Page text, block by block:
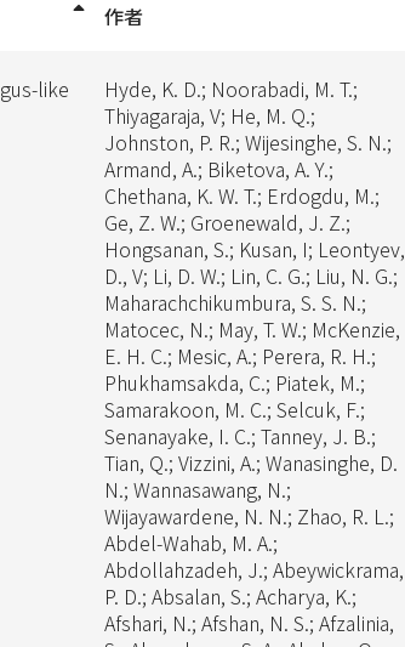
作者
like
Hyde, K. D.; Noorabadi, M. T.;
Thiyagaraja, V; He, M. Q.;
Johnston, P. R.; Wijesinghe, S. N.;
Armand, A.; Biketova, A. Y.;
Chethana, K. W. T.; Erdogdu, M.;
Ge, Z. W.; Groenewald, J. Z.;
Hongsanan, S.; Kusan, I; Leontyev,
D., V; Li, D. W.; Lin, C. G.; Liu, N. G.;
Maharachchikumbura, S. S. N.;
Matocec, N.; May, T. W.; McKenzie,
E. H. C.; Mesic, A.; Perera, R. H.;
Phukhamsakda, C.; Piatek, M.;
Samarakoon, M. C.; Selcuk, F.;
Senanayake, I. C.; Tanney, J. B.;
Tian, Q.; Vizzini, A.; Wanasinghe, D.
N.; Wannasawang, N.;
Wijayawardene, N. N.; Zhao, R. L.;
Abdel-Wahab, M. A.;
Abdollahzadeh, J.; Abeywickrama,
P. D.; Absalan, S.; Acharya, K.;
Afshari, N.; Afshan, N. S.; Afzalinia,